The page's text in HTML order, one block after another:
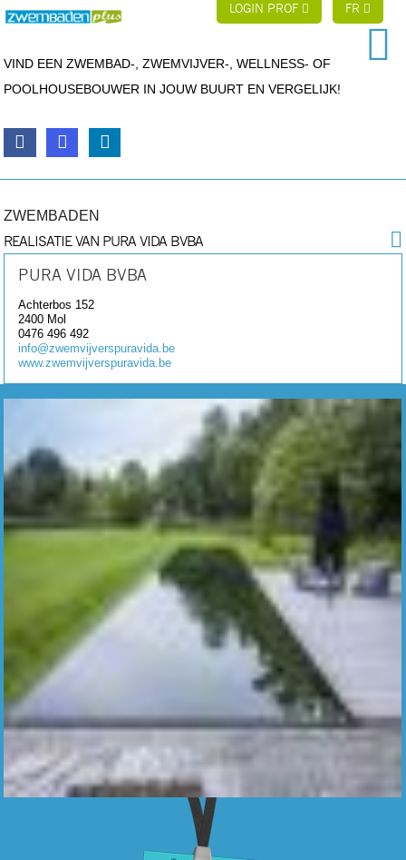
LOGIN PROF FR
VIND EEN ZWEMBAD-, ZWEMVIJVER-, WELLNESS- OF
POOLHOUSEBOUWER IN JOUW BUURT EN VERGELIJK!
ZWEMBADEN
REALISATIE VAN PURA VIDA BVBA
PURA VIDA BVBA
Achterbos 152
2400 Mol
0476 496 492
info@zwemvijverspuravida.be
www.zwemvijverspuravida.be